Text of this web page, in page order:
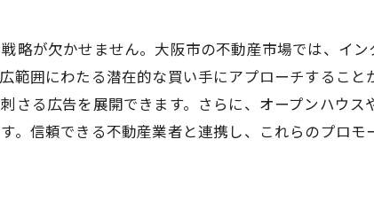
を活かした売却戦略
不動産売却で高値を狙う方法
のタイミングが価格に与える影響
略が欠かせません。大阪市の不動産市場では、イ
範囲にわたる潜在的な買い手にアプローチするこ
さる広告を展開できます。さらに、オープンハウ
。信頼できる不動産業者と連携し、これらのプロ